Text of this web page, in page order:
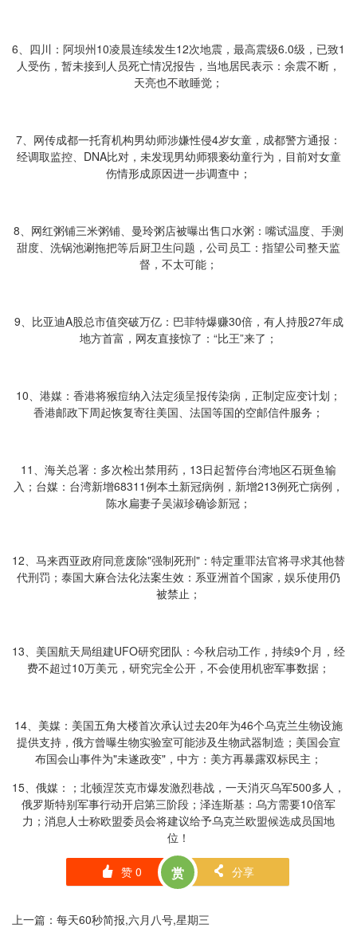
6、四川：阿坝州10凌晨连续发生12次地震，最高震级6.0级，已致1
人受伤，暂未接到人员死亡情况报告，当地居民表示：余震不断，
天亮也不敢睡觉；
7、网传成都一托育机构男幼师涉嫌性侵4岁女童，成都警方通报：
经调取监控、DNA比对，未发现男幼师猥亵幼童行为，目前对女童
伤情形成原因进一步调查中；
8、网红粥铺三米粥铺、曼玲粥店被曝出售口水粥：嘴试温度、手测
甜度、洗锅池涮拖把等后厨卫生问题，公司员工：指望公司整天监
督，不太可能；
9、比亚迪A股总市值突破万亿：巴菲特爆赚30倍，有人持股27年成
地方首富，网友直接惊了：“比王”来了；
10、港媒：香港将猴痘纳入法定须呈报传染病，正制定应变计划；
香港邮政下周起恢复寄往美国、法国等国的空邮信件服务；
11、海关总署：多次检出禁用药，13日起暂停台湾地区石斑鱼输
入；台媒：台湾新增68311例本土新冠病例，新增213例死亡病例，
陈水扁妻子吴淑珍确诊新冠；
12、马来西亚政府同意废除"强制死刑"：特定重罪法官将寻求其他替
代刑罚；泰国大麻合法化法案生效：系亚洲首个国家，娱乐使用仍
被禁止；
13、美国航天局组建UFO研究团队：今秋启动工作，持续9个月，经
费不超过10万美元，研究完全公开，不会使用机密军事数据；
14、美媒：美国五角大楼首次承认过去20年为46个乌克兰生物设施
提供支持，俄方曾曝生物实验室可能涉及生物武器制造；美国会宣
布国会山事件为"未遂政变"，中方：美方再暴露双标民主；
15、俄媒：；北顿涅茨克市爆发激烈巷战，一天消灭乌军500多人，
俄罗斯特别军事行动开启第三阶段；泽连斯基：乌方需要10倍军
力；消息人士称欧盟委员会将建议给予乌克兰欧盟候选成员国地
位！
󰄼 赞 0 赏 󰄯 分享
上一篇： 每天60秒简报,六月八号,星期三